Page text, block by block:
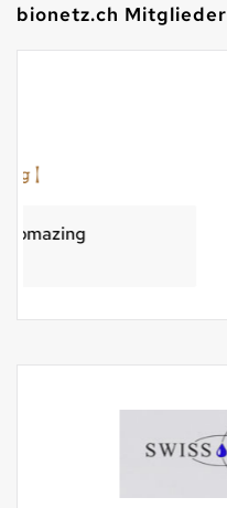
bionetz.ch Mitglieder
Biomilk AG